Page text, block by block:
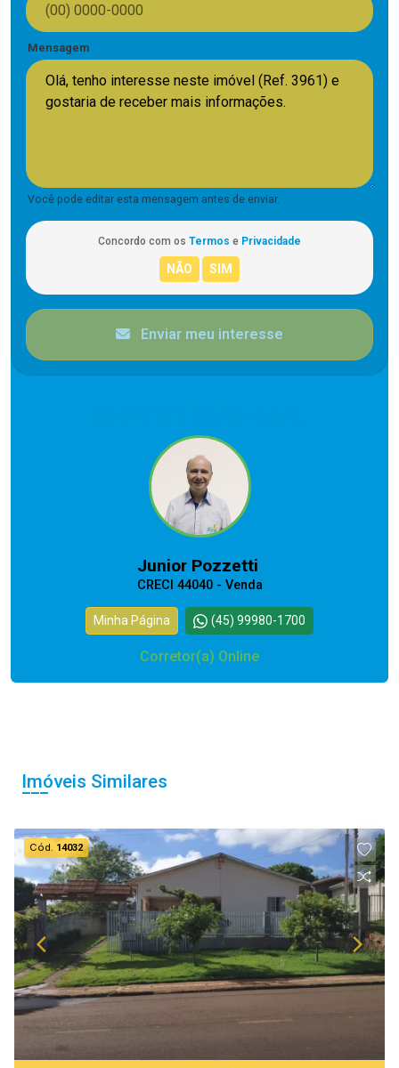
Mensagem
Você pode editar esta mensagem antes de enviar.
Concordo com os Termos e Privacidade
Enviar meu interesse
Junior Pozzetti
CRECI 44040 - Venda
Minha Página (45) 99980-1700
Corretor(a) Online
Imóveis Similares
Cód. 14032